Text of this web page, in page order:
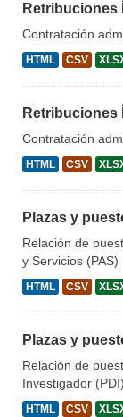
Retribuciones
Contratación
HTML CSV
Retribuciones
Contratación
HTML CSV
Plazas y
Relación de
y Servicios (PAS)
HTML CSV
Plazas y
Relación de
Investigador (PDI)
HTML CSV